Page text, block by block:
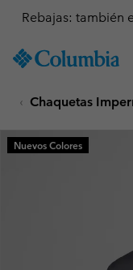
TO
SKIP
MAIN
NAV
Rebajas: también
Chaquetas
Nuevos Colores